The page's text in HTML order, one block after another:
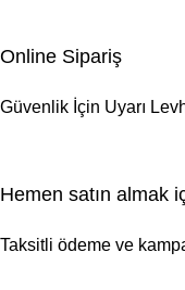
Online Sipariş
Güvenlik İçin Uyarı
Hemen satın almak
Taksitli ödeme ve